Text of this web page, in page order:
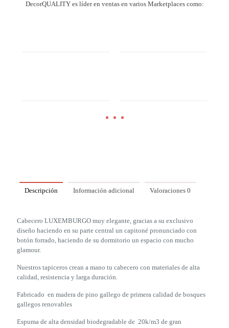
DecorQUALITY es líder en ventas en varios Marketplaces como:
Descripción Información adicional Valoraciones 0
Cabecero LUXEMBURGO muy elegante, gracias a su exclusivo
diseño haciendo en su parte central un capitoné pronunciado con
botón forrado, haciendo de su dormitorio un espacio con mucho
glamour.
Nuestros tapiceros crean a mano tu cabecero con materiales de alta
calidad, resistencia y larga duración.
Fabricado en madera de pino gallego de primera calidad de bosques
gallegos renovables
Espuma de alta densidad biodegradable de 20k/m3 de gran